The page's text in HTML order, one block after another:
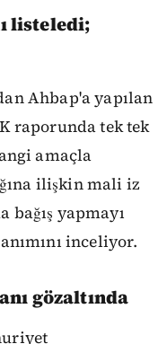
listeledi;
Ahbap'a yapılan
raporunda tek tek
amaçla
ilişkin mali iz
bağış yapmayı
inceliyor.
gözaltında